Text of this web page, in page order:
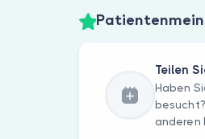
Teilen
Haben
anderen